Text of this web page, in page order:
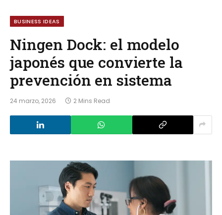
BUSINESS IDEAS
Ningen Dock: el modelo
japonés que convierte la
prevención en sistema
24 marzo, 2026 2 Mins Read